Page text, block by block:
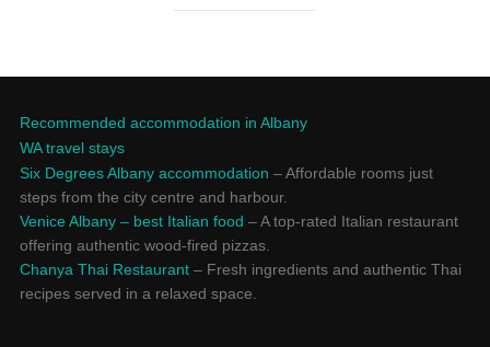
Recommended accommodation in Albany
WA travel stays
Six Degrees Albany accommodation – Affordable rooms just
steps from the city centre and harbour.
Venice Albany – best Italian food – A top-rated Italian restaurant
offering authentic wood-fired pizzas.
Chanya Thai Restaurant– Fresh ingredients and authentic Thai
recipes served in a relaxed space.